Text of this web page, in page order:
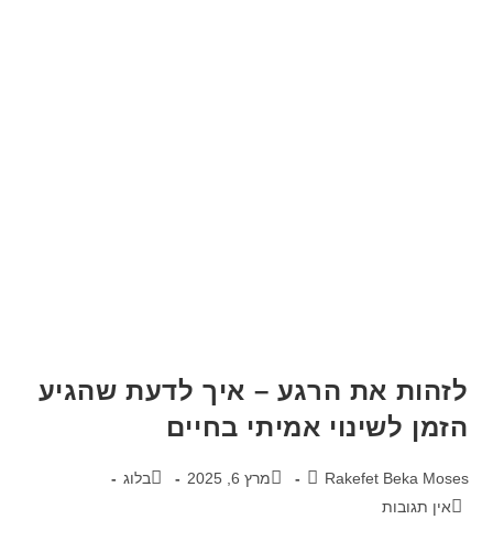
לזהות את הרגע – איך לדעת שהגיע
הזמן לשינוי אמיתי בחיים
Rakefet Beka Moses מרץ 6, 2025
בלוג
אין תגובות